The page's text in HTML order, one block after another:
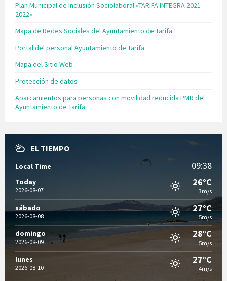
Plan Municipal de Inclusión Sociolaboral «TARIFA INTEGRA 2021-
2022»
Mapa de Redes Sociales del Ayuntamiento de Tarifa
Portal del personal Ayuntamiento de Tarifa
Mapa del Sitio Web
Protección de datos
Aparcamientos para personas con movilidad reducida PMR del
Ayuntamiento de Tarifa
EL TIEMPO
Local Time 09:38
Today
2026-08-07
26°C
3m/s
sábado
2026-08-08
27°C
5m/s
domingo
2026-08-09
28°C
5m/s
lunes
2026-08-10
27°C
4m/s